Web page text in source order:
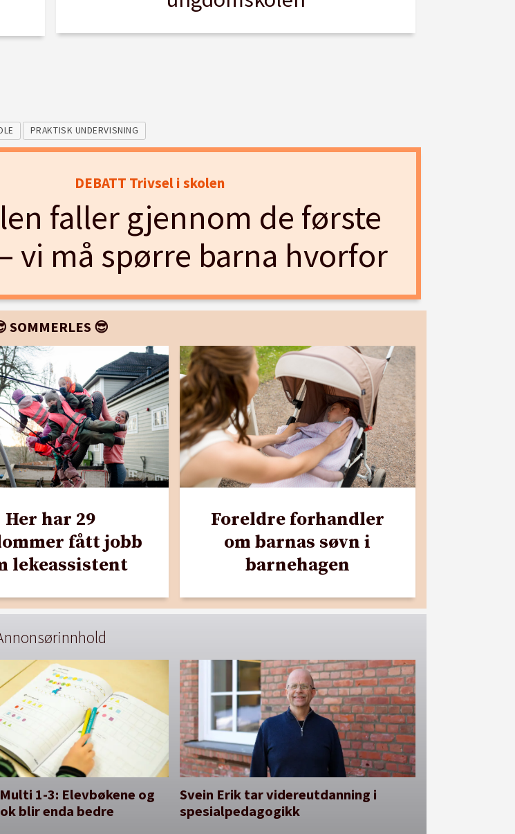
PRAKTISK UNDERVISNING
DEBATT Trivsel i skolen
faller gjennom de første
vi må spørre barna hvorfor
SOMMERLES 😎
Her har 29
fått jobb
lekeassistent
Foreldre forhandler
om barnas søvn i
barnehagen
1-3: Elevbøkene og
blir enda bedre
Svein Erik tar videreutdanning i
spesialpedagogikk